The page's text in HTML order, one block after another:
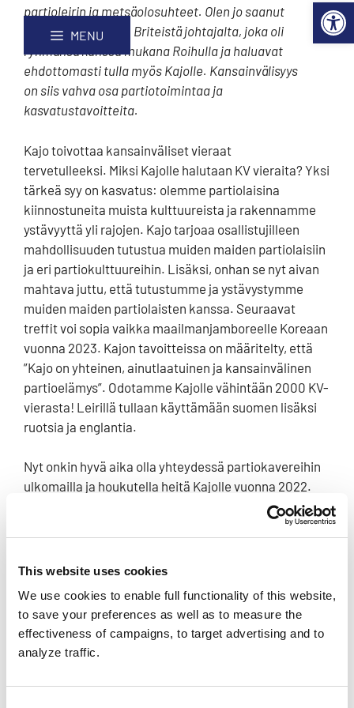
This website uses cookies
We use cookies to enable full functionality of this website,
to save your preferences as well as to measure the
effectiveness of campaigns, to target advertising and to
analyze traffic.
MENU
partioleirin ja metsäolosuhteet. Olen jo saanut
yhteydenoton mm. Briteistä johtajalta, joka oli
ryhmänsä kanssa mukana Roihulla ja haluavat
ehdottomasti tulla myös Kajolle. Kansainvälisyys
on siis vahva osa partiotoimintaa ja
kasvatustavoitteita.
Kajo toivottaa kansainväliset vieraat
tervetulleeksi. Miksi Kajolle halutaan KV vieraita? Yksi
tärkeä syy on kasvatus: olemme partiolaisina
kiinnostuneita muista kulttuureista ja rakennamme
ystävyyttä yli rajojen. Kajo tarjoaa osallistujilleen
mahdollisuuden tutustua muiden maiden partiolaisiin
ja eri partiokulttuureihin. Lisäksi, onhan se nyt aivan
mahtava juttu, että tutustumme ja ystävystymme
muiden maiden partiolaisten kanssa. Seuraavat
treffit voi sopia vaikka maailmanjamboreelle Koreaan
vuonna 2023. Kajon tavoitteissa on määritelty, että
”Kajo on yhteinen, ainutlaatuinen ja kansainvälinen
partioelämys”. Odotamme Kajolle vähintään 2000 KV-
vierasta! Leirillä tullaan käyttämään suomen lisäksi
ruotsia ja englantia.
Nyt onkin hyvä aika olla yhteydessä partiokavereihin
ulkomailla ja houkutella heitä Kajolle vuonna 2022.
KV-vieraille toiminta ja tarjonta leirillä on varsin
rakentamiseen ja kahvittelevat piispanmunkin äärellä
yhteisön lähelle meitä hyvin konkreettisella tavalla.
KV-vieraiden on mahdollista myöhemmissä vaiheissa
pestautua myös leirin suunnittelupesteihin.
Tavallisimmin kuitenkin KV-vieraiden pestit
toteutetaan vasta leirillä. Monelle varmasti yksi tuttu